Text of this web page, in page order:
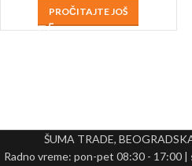
PROČITAJTE JOŠ
ŠUMA TRADE,
Radno vreme: pon-pet 08:30 - 17:00